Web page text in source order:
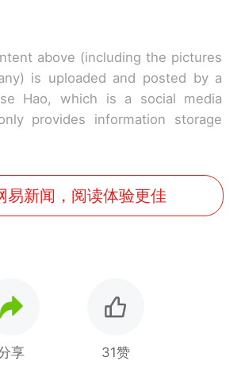
above (including the pictures
is uploaded and posted by a
Hao, which is a social media
provides information storage
易新闻，阅读体验更佳
享 31赞